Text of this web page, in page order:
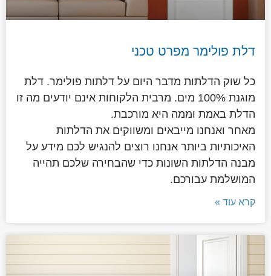
דלת פולימר מפרט טכני
כל שוק הדלתות מדבר היום על דלתות פולימר. דלת
מוגנת 100% מים. מרבית הלקוחות אינם יודעים מה זו
הדלת באמת וממה היא מורכבת.
מאחר ואנחנו מייבאים ומשווקים את הדלתות
האיכותיות ביותר אנחנו רוצים להנגיש לכם מידע על
מבנה הדלתות השונות כדי שהבחירה שלכם תהייה
המושלמת עבורכם.
קרא עוד »